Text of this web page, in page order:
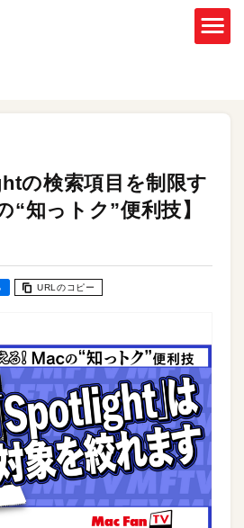
の検索項目を制限す
“知っトク”便利技】
URLのコピー